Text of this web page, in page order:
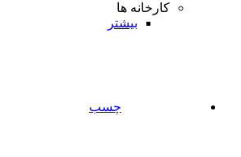
کارخانه ها
بیشتر
چسب